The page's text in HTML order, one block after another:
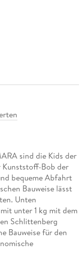
sind die Kids der
Kunststoff-Bob der
bequeme Abfahrt
Bauweise lässt
Unten
unter 1 kg mit dem
Schlittenberg
Bauweise für den